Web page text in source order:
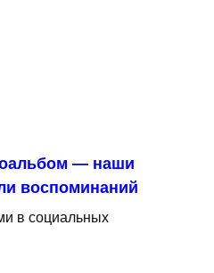
— наши
воспоминаний
в социальных